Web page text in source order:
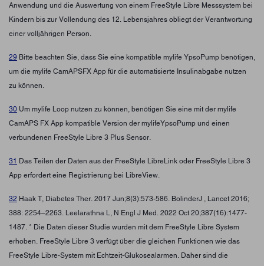
Anwendung und die Auswertung von einem FreeStyle Libre Messsystem bei
Kindern bis zur Vollendung des 12. Lebensjahres obliegt der Verantwortung
einer volljährigen Person.
29 Bitte beachten Sie, dass Sie eine kompatible mylife YpsoPump benötigen,
um die mylife CamAPSFX App für die automatisierte Insulinabgabe nutzen
zu können.
30 Um mylife Loop nutzen zu können, benötigen Sie eine mit der mylife
CamAPS FX App kompatible Version der mylifeYpsoPump und einen
verbundenen FreeStyle Libre 3 Plus Sensor.
31 Das Teilen der Daten aus der FreeStyle LibreLink oder FreeStyle Libre 3
App erfordert eine Registrierung bei LibreView.
32 Haak T, Diabetes Ther. 2017 Jun;8(3):573-586. BolinderJ , Lancet 2016;
388: 2254–2263. Leelarathna L, N Engl J Med. 2022 Oct 20;387(16):1477-
1487. * Die Daten dieser Studie wurden mit dem FreeStyle Libre System
erhoben. FreeStyle Libre 3 verfügt über die gleichen Funktionen wie das
FreeStyle Libre-System mit Echtzeit-Glukosealarmen. Daher sind die